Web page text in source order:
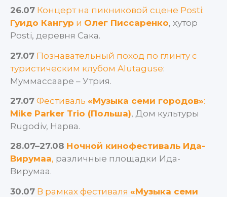
26.07 Концерт на пикниковой сцене Posti:
Гуидо Кангур и Олег Писсаренко, хутор
Posti, деревня Сака.
27.07 Познавательный поход по глинту с
туристическим клубом Alutaguse:
Муммассааре – Утрия.
27.07 Фестиваль «Музыка семи городов»:
Mike Parker Trio (Польша), Дом культуры
Rugodiv, Нарва.
28.07–27.08 Ночной кинофестиваль Ида-
Вирумаа, различные площадки Ида-
Вирумаа.
30.07 В рамках фестиваля «Музыка семи